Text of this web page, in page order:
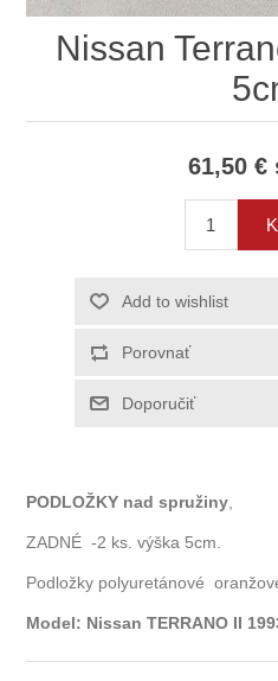
Nissan
61,50 €
PODLOŽKY nad spružiny
ZADNÉ -2 ks. výška 5cm.
Podložky polyuretánové
Model: Nissan TERRANO II